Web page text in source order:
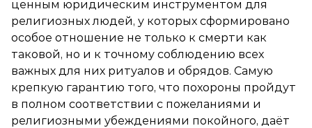
ценным юридическим инструментом для
религиозных людей, у которых сформировано
особое отношение не только к смерти как
таковой, но и к точному соблюдению всех
важных для них ритуалов и обрядов. Самую
крепкую гарантию того, что похороны пройдут
в полном соответствии с пожеланиями и
религиозными убеждениями покойного, даёт